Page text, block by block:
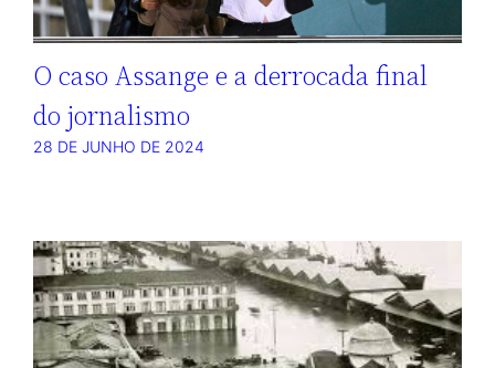
O caso Assange e a derrocada final
do jornalismo
28 DE JUNHO DE 2024